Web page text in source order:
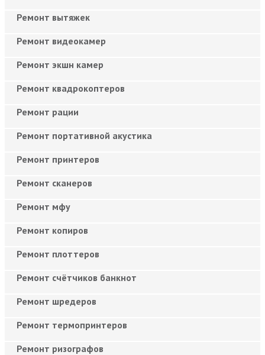
Ремонт вытяжек
Ремонт видеокамер
Ремонт экшн камер
Ремонт квадрокоптеров
Ремонт рации
Ремонт портативной акустика
Ремонт принтеров
Ремонт сканеров
Ремонт мфу
Ремонт копиров
Ремонт плоттеров
Ремонт счётчиков банкнот
Ремонт шредеров
Ремонт термопринтеров
Ремонт ризографов